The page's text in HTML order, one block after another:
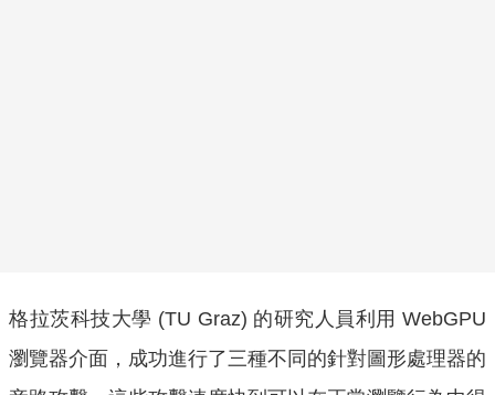
格拉茨科技大學 (TU Graz) 的研究人員利用 WebGPU
瀏覽器介面，成功進行了三種不同的針對圖形處理器的